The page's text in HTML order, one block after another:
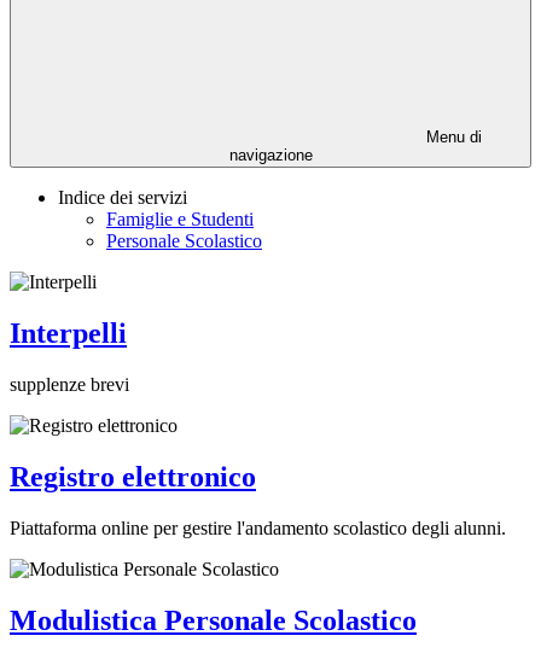
Menu di
navigazione
Indice dei servizi
Famiglie e Studenti
Personale Scolastico
Interpelli
supplenze brevi
Registro elettronico
Piattaforma online per gestire l'andamento scolastico degli alunni.
Modulistica Personale Scolastico